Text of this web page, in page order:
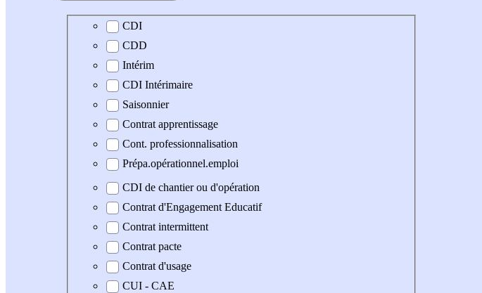
Type de contrat
CDI
CDD
Intérim
CDI Intérimaire
Saisonnier
Contrat apprentissage
Cont. professionnalisation
Prépa.opérationnel.emploi
CDI de chantier ou d'opération
Contrat d'Engagement Educatif
Contrat intermittent
Contrat pacte
Contrat d'usage
CUI - CAE